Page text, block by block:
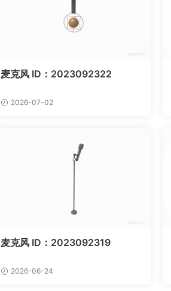
麦克风 ID：2023092322
2026-07-02
麦克风 ID：2023092319
2026-06-24